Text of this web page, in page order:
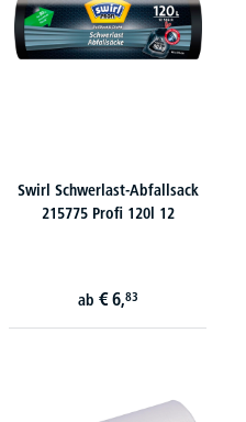
Swirl Schwerlast-Abfallsack
215775 Profi 120l 12
ab € 6,83